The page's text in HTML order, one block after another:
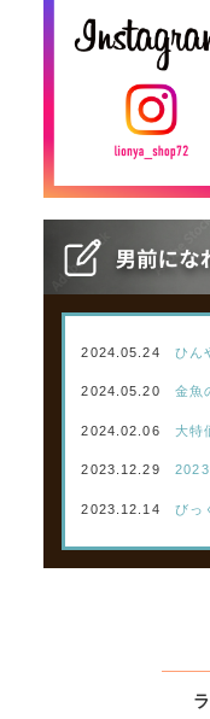
2024.05.24 ひん
2024.05.20 金魚
2024.02.06 大特
2023.12.29
2023.12.14 びっ